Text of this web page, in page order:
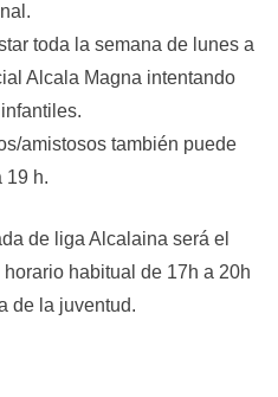
toda la semana de lunes a
Alcala Magna intentando
amistosos también puede
19 h.
de liga Alcalaina será el
habitual de 17h a 20h
de la juventud.